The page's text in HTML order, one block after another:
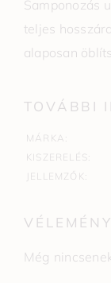
Samponozás
teljes
alaposan
TOVÁBBI
MÁRKA
KISZERELÉS
JELLEMZŐK
Még